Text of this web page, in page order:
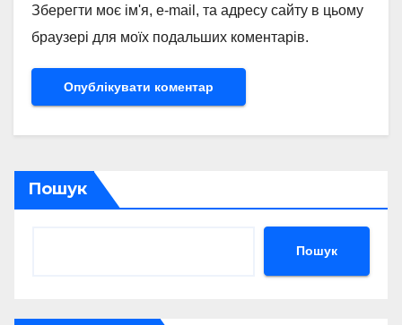
Зберегти моє ім'я, e-mail, та адресу сайту в цьому
браузері для моїх подальших коментарів.
Пошук
Пошук